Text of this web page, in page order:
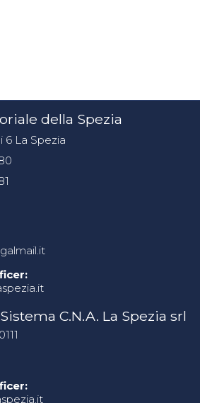
della Spezia
6 La Spezia
C.N.A. La Spezia srl